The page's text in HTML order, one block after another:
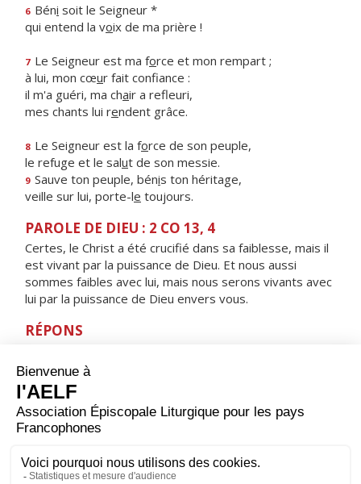
6 Béni soit le Seigneur *
qui entend la voix de ma prière !
7 Le Seigneur est ma force et mon rempart ;
à lui, mon cœur fait confiance :
il m'a guéri, ma chair a refleuri,
mes chants lui rendent grâce.
8 Le Seigneur est la force de son peuple,
le refuge et le salut de son messie.
9 Sauve ton peuple, bénis ton héritage,
veille sur lui, porte-le toujours.
PAROLE DE DIEU : 2 CO 13, 4
Certes, le Christ a été crucifié dans sa faiblesse, mais il
est vivant par la puissance de Dieu. Et nous aussi
sommes faibles avec lui, mais nous serons vivants avec
lui par la puissance de Dieu envers vous.
RÉPONS
fais-moi vivre selon ta parole.
ORAISON
Nous te prions, Seigneur Jésus Christ, à l’heure où tu fus
élevé sur la croix pour le rachat du monde et où les
toujours la lumière qui nous guidera jusqu’à la vraie vie.